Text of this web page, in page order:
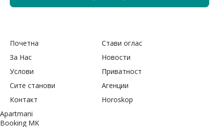
Почетна
Стави оглас
За Нас
Новости
Услови
Приватност
Сите станови
Агенции
Контакт
Horoskop
Apartmani
Booking MK